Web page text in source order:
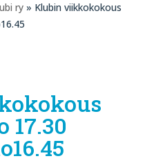
ry » Klubin viikkokokous
17.30